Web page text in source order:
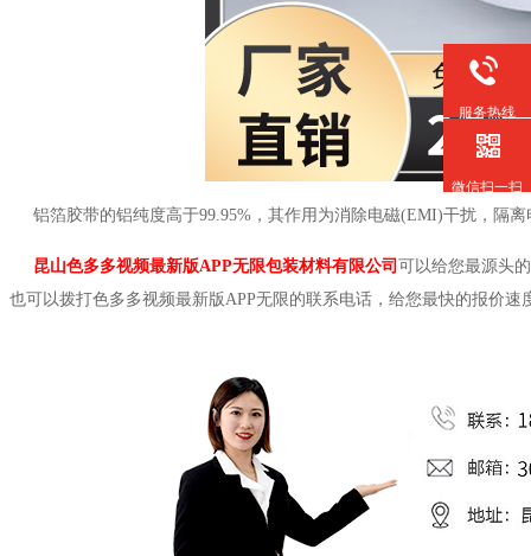
铝箔胶带的铝纯度高于99.95%，其作用为消除电磁(EMI)干扰，隔
昆山色多多视频最新版APP无限包装材料有限公司 可以给您最源头
也可以拨打色多多视频最新版APP无限的联系电话，给您最快的报价速
服务热线
微信扫一扫